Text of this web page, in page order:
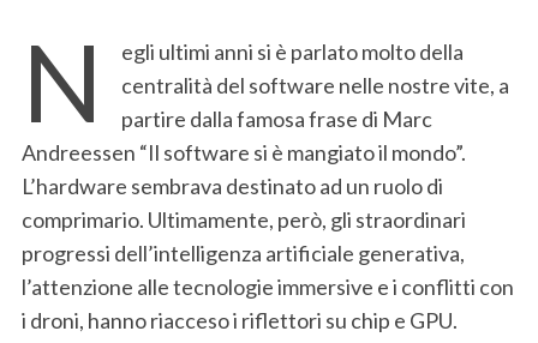
N
egli ultimi anni si è parlato molto della
centralità del software nelle nostre vite, a
partire dalla famosa frase di Marc
Andreessen “Il software si è mangiato il mondo”.
L’hardware sembrava destinato ad un ruolo di
comprimario. Ultimamente, però, gli straordinari
progressi dell’intelligenza artificiale generativa,
l’attenzione alle tecnologie immersive e i conflitti con
i droni, hanno riacceso i riflettori su chip e GPU.